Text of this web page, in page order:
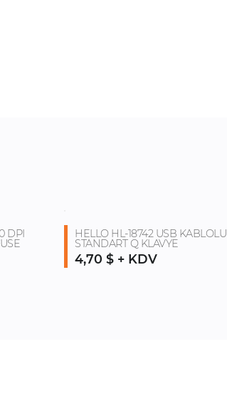
DPI HELLO HL-18742 USB KABLOLU
STANDART Q KLAVYE
4,70 $ + KDV